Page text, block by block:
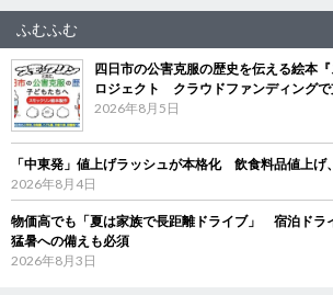
ふむふむ
四日市の公害克服の歴史を伝える絵本
ロジェクト クラウドファンディング
2026年8月5日
「中東発」値上げラッシュが本格化 飲食料品値上げ
2026年8月4日
物価高でも「夏は家族で長距離ドライブ」 宿泊ドラ
猛暑への備えも必須
2026年8月3日